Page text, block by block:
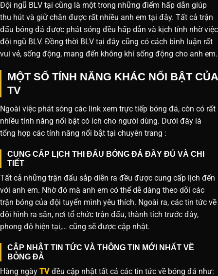
Đội ngũ BLV tại cũng là một trong những điểm hấp dẫn giúp
thu hút và giữ chân được rất nhiều anh em tại đây. Tất cả trận
đấu bóng đá được phát sóng đều hấp dẫn và kịch tính nhờ việc
đội ngũ BLV. Đồng thời BLV tại đây cũng có cách bình luận rất
vui vẻ, sống động, mang đến không khí sống động cho anh em.
MỘT SỐ TÍNH NĂNG KHÁC NỔI BẬT CỦA
TV
Ngoài việc phát sóng các link xem trực tiếp bóng đá, còn có rất
nhiều tính năng nổi bật có ích cho người dùng. Dưới đây là
tổng hợp các tính năng nổi bật tại chuyên trang :
CUNG CẤP LỊCH THI ĐẤU BÓNG ĐÁ ĐẦY ĐỦ VÀ CHI
TIẾT
Tất cả những trận đấu sắp diễn ra đều được cung cấp lịch đến
với anh em. Nhờ đó mà anh em có thể dễ dàng theo dõi các
trận bóng của đội tuyển mình yêu thích. Ngoài ra, các tin tức về
đội hình ra sân, nơi tổ chức trận đấu, thành tích trước đây,
phong độ hiện tại,… cũng sẽ được cập nhật.
CẬP NHẬT TIN TỨC VÀ THÔNG TIN MỚI NHẤT VỀ
BÓNG ĐÁ
Hàng ngày TV đều cập nhật tất cả các tin tức về bóng đá như: